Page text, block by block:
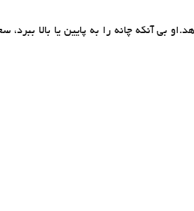
بی آنکه چانه را به پایین یا بالا